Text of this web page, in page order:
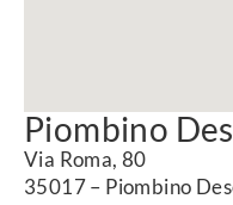
Piombino
Via Roma, 80
35017 – Piombino